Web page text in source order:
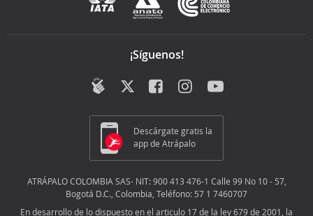
¡Síguenos!
Descárgate gratis la
app de Atrápalo
ATRÁPALO COLOMBIA SAS- NIT: 900 413 476-1 Calle 99 No 10 - 57,
Bogotá D.C., Colombia, Teléfono: 57 1 7460707
En desarrollo de lo dispuesto en el articulo 17 de la ley 679 de 2001, la